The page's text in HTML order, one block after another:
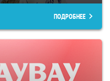
ПОДРОБНЕЕ